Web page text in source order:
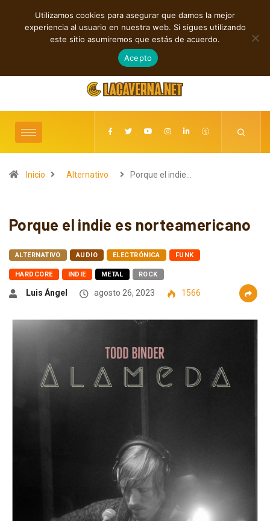
TENDENCIAS
Shaven Primates: Un estallido de Hard Rock contra el control digital
agosto 8, 2026
Inicio Alternativo Porque el indie…
Porque el indie es norteamericano
ALTERNATIVO AUDIO ELECTRÓNICA FUNK
HARDCORE INDIE METAL ROCK
Luis Ángel agosto 26, 2023 1566
Utilizamos cookies para asegurar que damos la mejor
experiencia al usuario en nuestra web. Si sigues utilizando
este sitio asumiremos que estás de acuerdo.
Acepto